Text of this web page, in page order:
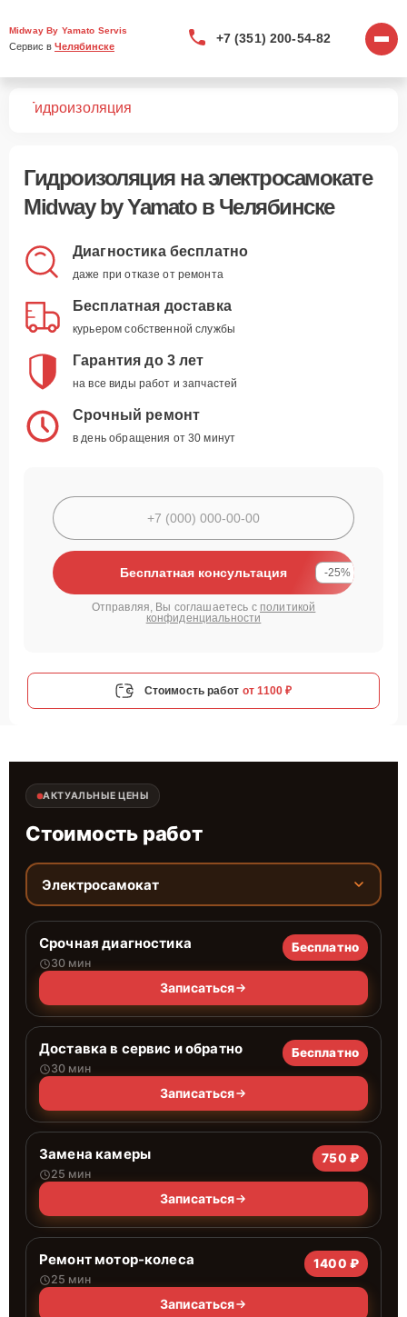
Midway By Yamato Servis
Сервис в Челябинске
+7 (351) 200-54-82
Гидроизоляция
Гидроизоляцияна электросамокате
Midway by Yamato в Челябинске
Диагностика бесплатно
даже при отказе от ремонта
Бесплатная доставка
курьером собственной службы
Гарантия до 3 лет
на все виды работ и запчастей
Срочный ремонт
в день обращения от 30 минут
Бесплатная консультация -25%
Отправляя, Вы соглашаетесь с политикой
конфиденциальности
Стоимость работ от 1100 ₽
АКТУАЛЬНЫЕ ЦЕНЫ
Стоимость работ
Электросамокат
Срочная диагностика
30 мин
Бесплатно
Записаться
Доставка в сервис и обратно
30 мин
Бесплатно
Записаться
Замена камеры
25 мин
750 ₽
Записаться
Ремонт мотор-колеса
25 мин
1400 ₽
Записаться